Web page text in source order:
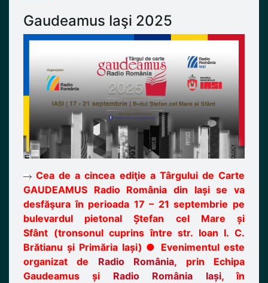
Gaudeamus Iaşi 2025
Cea de a cincea ediţie a Târgului de Carte
GAUDEAMUS Radio România din Iași se va
desfăşura în perioada 17 – 21 septembrie pe
bulevardul pietonal Ștefan cel Mare și
Sfânt (tronsonul cuprins între str. Ioan I. C.
Brătianu și Primăria Iași) ● Evenimentul este
organizat de Radio România, prin Echipa
Gaudeamus și Radio România Iași, în